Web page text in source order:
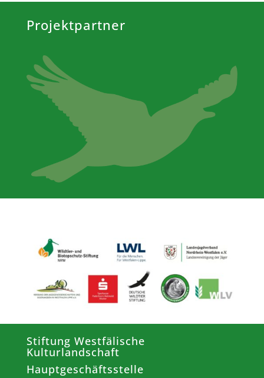
Projektpartner
Stiftung Westfälische
Kulturlandschaft
Hauptgeschäftsstelle